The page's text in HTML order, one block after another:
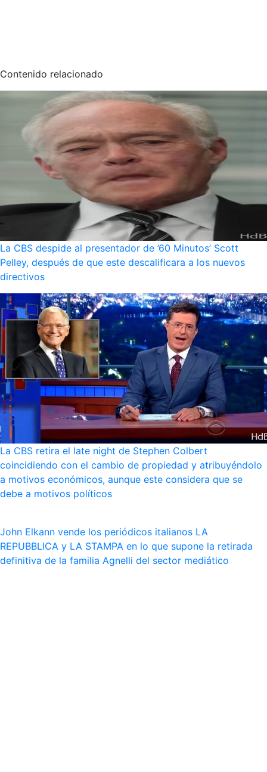
Contenido relacionado
La CBS despide al presentador de ’60 Minutos’ Scott
Pelley, después de que este descalificara a los nuevos
directivos
La CBS retira el late night de Stephen Colbert
coincidiendo con el cambio de propiedad y atribuyéndolo
a motivos económicos, aunque este considera que se
debe a motivos políticos
John Elkann vende los periódicos italianos LA
REPUBBLICA y LA STAMPA en lo que supone la retirada
definitiva de la familia Agnelli del sector mediático